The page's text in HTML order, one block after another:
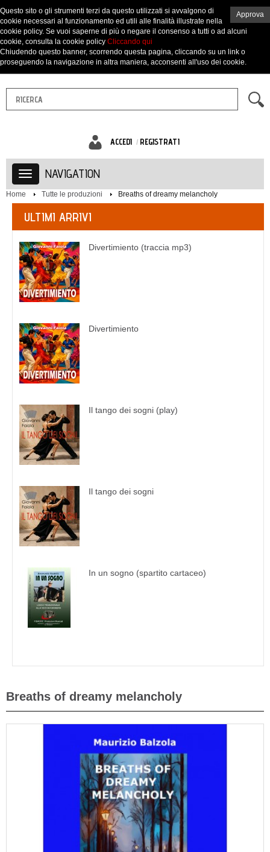
ACCEDI REGISTRATI
NAVIGATION
Home Tutte le produzioni Breaths of dreamy melancholy
ULTIMI ARRIVI
Divertimiento (traccia mp3)
Divertimiento
Il tango dei sogni (play)
Il tango dei sogni
In un sogno (spartito cartaceo)
Breaths of dreamy melancholy
Approva
Questo sito o gli strumenti terzi da questo utilizzati si avvalgono di
cookie necessari al funzionamento ed utili alle finalità illustrate nella
cookie policy. Se vuoi saperne di più o negare il consenso a tutti o ad alcuni
cookie, consulta la cookie policy Cliccando qui
Chiudendo questo banner, scorrendo questa pagina, cliccando su un link o
proseguendo la navigazione in altra maniera, acconsenti all'uso dei cookie.